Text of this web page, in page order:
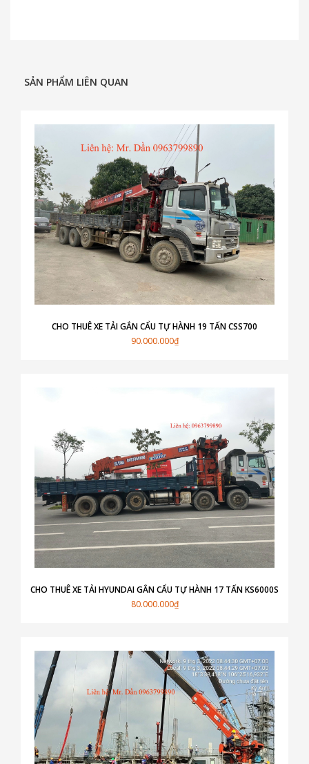
SẢN PHẨM LIÊN QUAN
CHO THUÊ XE TẢI GẮN CẨU TỰ HÀNH 19 TẤN CSS700
90.000.000₫
CHO THUÊ XE TẢI HYUNDAI GẮN CẨU TỰ HÀNH 17 TẤN KS6000S
80.000.000₫